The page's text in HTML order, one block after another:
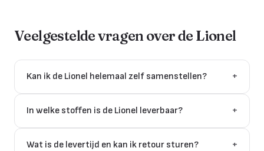
Veelgestelde vragen over de Lionel
Kan ik de Lionel helemaal zelf samenstellen? +
In welke stoffen is de Lionel leverbaar? +
Wat is de levertijd en kan ik retour sturen? +